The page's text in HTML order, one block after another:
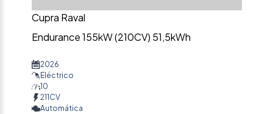
Cupra Raval
Endurance 155kW (210CV) 51,5kWh
2026
Eléctrico
10
211CV
Automática